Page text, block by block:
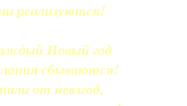
реализуются!
Новый год
сбываются!
от невзгод,